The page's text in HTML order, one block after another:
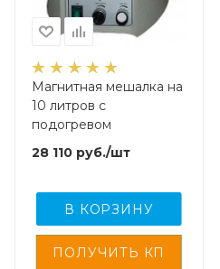
Магнитная мешалка на
10 литров с
подогревом
28 110 руб./шт
В КОРЗИНУ